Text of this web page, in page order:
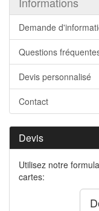
Demande
Questions
Devis personnalisé
Contact
Devis
Utilisez notre
cartes: